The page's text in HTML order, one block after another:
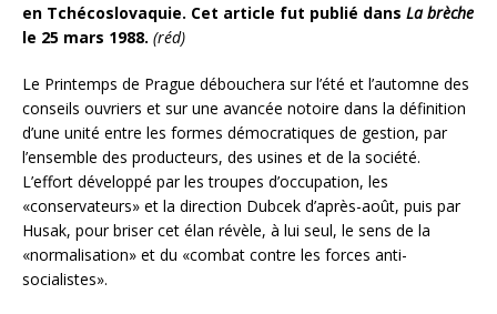
en Tchécoslovaquie. Cet article fut publié dans La brèche
le 25 mars 1988. (réd)
Le Printemps de Prague débouchera sur l’été et l’automne des
conseils ouvriers et sur une avancée notoire dans la définition
d’une unité entre les formes démocratiques de gestion, par
l’ensemble des producteurs, des usines et de la société.
L’effort développé par les troupes d’occupation, les
«conservateurs» et la direction Dubcek d’après-août, puis par
Husak, pour briser cet élan révèle, à lui seul, le sens de la
«normalisation» et du «combat contre les forces anti-
socialistes».